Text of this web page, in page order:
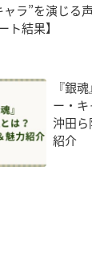
ラ”を演じる
ト結果】
『銀
ー・キ
沖田
紹介